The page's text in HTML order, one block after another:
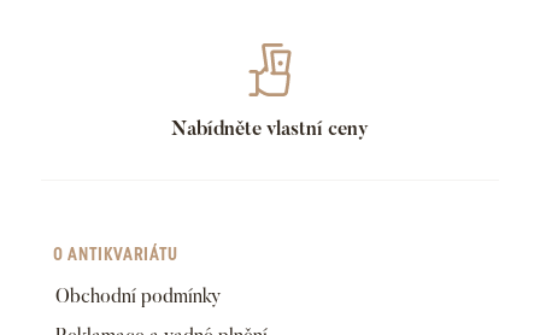
Nabídněte vlastní ceny
O ANTIKVARIÁTU
Obchodní podmínky